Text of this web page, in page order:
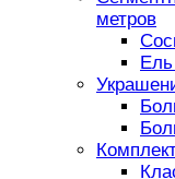
метров